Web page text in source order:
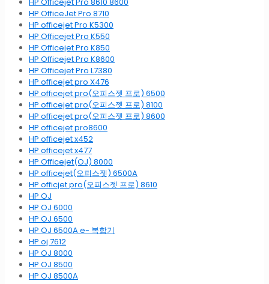
HP OfficeJet Pro 8710
HP officejet Pro K5300
HP Officejet Pro K550
HP Officejet Pro K850
HP Officejet Pro K8600
HP Officejet Pro L7380
HP officejet pro X476
HP officejet pro(오피스젯 프로) 6500
HP officejet pro(오피스젯 프로) 8100
HP officejet pro(오피스젯 프로) 8600
HP officejet pro8600
HP officejet x452
HP officejet x477
HP Officejet(OJ) 8000
HP officejet(오피스젯) 6500A
HP officjet pro(오피스젯 프로) 8610
HP OJ
HP OJ 6000
HP OJ 6500
HP OJ 6500A e- 복합기
HP oj 7612
HP OJ 8000
HP OJ 8500
HP OJ 8500A